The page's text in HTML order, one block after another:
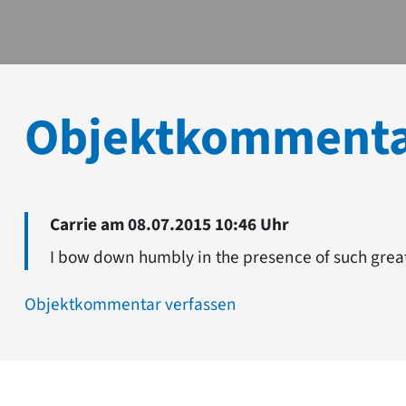
Carrie am 08.07.2015 10:46 Uhr
I bow down humbly in the presence of such
Objektkommentar verfassen